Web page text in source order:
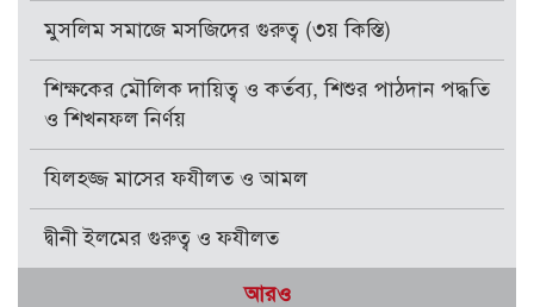
মুসলিম সমাজে মসজিদের গুরুত্ব (৩য় কিস্তি)
শিক্ষকের মৌলিক দায়িত্ব ও কর্তব্য, শিশুর পাঠদান পদ্ধতি
ও শিখনফল নির্ণয়
যিলহজ্জ মাসের ফযীলত ও আমল
দ্বীনী ইলমের গুরুত্ব ও ফযীলত
আরও